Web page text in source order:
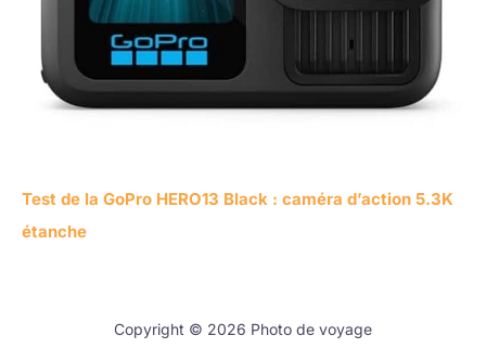
Test de la GoPro HERO13 Black : caméra d’action 5.3K
étanche
Copyright © 2026 Photo de voyage